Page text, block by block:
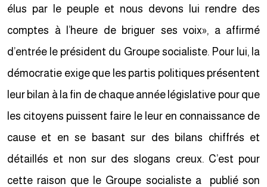
élus par le peuple et nous devons lui rendre des
comptes à l’heure de briguer ses voix», a affirmé
d’entrée le président du Groupe socialiste. Pour lui, la
démocratie exige que les partis politiques présentent
leur bilan à la fin de chaque année législative pour que
les citoyens puissent faire le leur en connaissance de
cause et en se basant sur des bilans chiffrés et
détaillés et non sur des slogans creux. C’est pour
cette raison que le Groupe socialiste a publié son